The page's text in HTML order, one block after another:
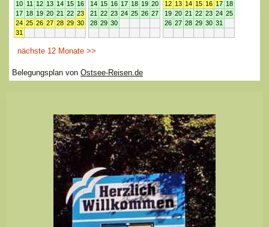
Belegungsplan von Ostsee-Reisen.de